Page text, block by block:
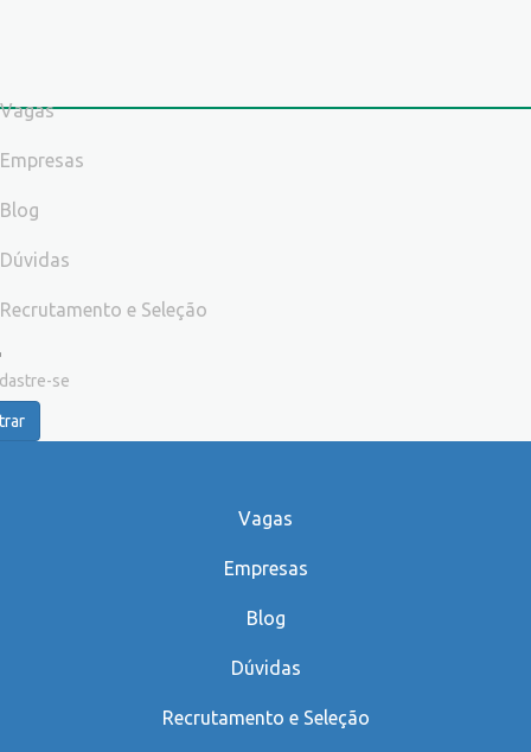
Vagas
Empresas
Blog
Dúvidas
Recrutamento e Seleção
se
Vagas
Empresas
Blog
Dúvidas
Recrutamento e Seleção